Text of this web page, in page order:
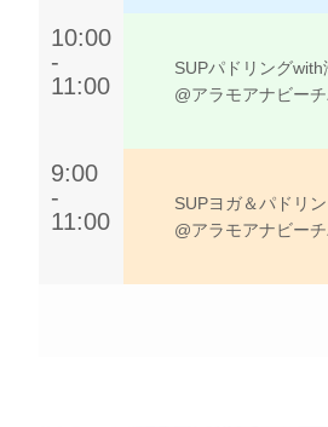
10:00
-
11:00
SUPパドリングwith
@アラモアナビー
9:00
-
11:00
SUPヨガ＆パドリ
@アラモアナビー